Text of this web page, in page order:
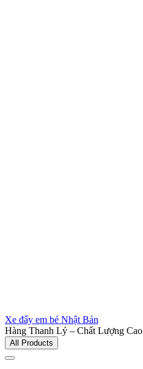
Xe đẩy em bé Nhật Bản
Hàng Thanh Lý – Chất Lượng Cao
All Products